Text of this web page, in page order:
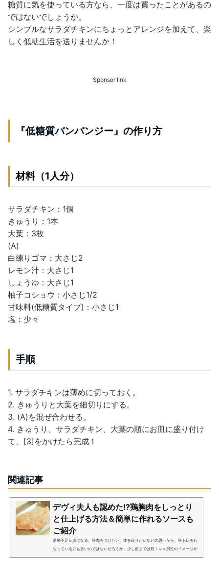
糖質に気を使っている方なら、一度は買ったことがあるの
ではないでしょうか。
シンプルなサラダチキンにちょっとアレンジを加えて、楽
しく低糖生活を送りませんか！
Sponsor link
『低糖質バンバンジー』の作り方
材料（1人分）
サラダチキン：1個
きゅうり：1本
大葉：3枚
(A)
白練りゴマ：大さじ2
レモン汁：大さじ1
しょうゆ：大さじ1
柚子コショウ：小さじ1/2
甘味料(低糖質タイプ)：小さじ1
塩：少々
手順
1. サラダチキンは薄めに切っておく。
2. きゅうりと大葉を細切りにする。
3. (A)を混ぜ合わせる。
4. きゅうり、サラダチキン、大葉の順にお皿に盛り付け
て、[3]をかけたら完成！
関連記事
デヴィ夫人も認めた!?鶏胸肉をしっとり
と仕上げる方法＆簡単に作れるソースも
ご紹介
運動不足が気になる、筋肉をつけたい、体を絞りたいなどの思いから、筋トレを行
なっている方も多いのではないだろうか。少し前までは筋トレ＝男性のイメージが
強かったが、最近では美ボディを手に入れるため体を鍛えている「筋トレ女子」も